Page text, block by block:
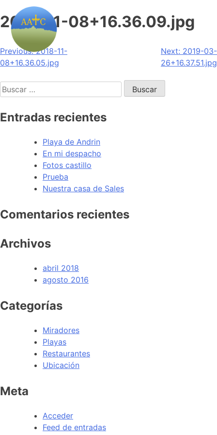
2018-11-08+16.36.09.jpg
Navegación
de
entradas
Previous: 2018-11-
08+16.36.05.jpg
Next: 2019-03-
26+16.37.51.jpg
Buscar:
Entradas recientes
Playa de Andrin
En mi despacho
Fotos castillo
Prueba
Nuestra casa de Sales
Comentarios recientes
Archivos
abril 2018
agosto 2016
Categorías
Miradores
Playas
Restaurantes
Ubicación
Meta
Acceder
Feed de entradas